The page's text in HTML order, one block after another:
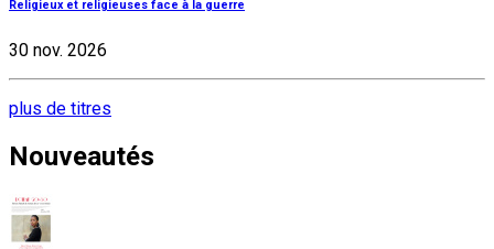
Religieux et religieuses face à la guerre
30 nov. 2026
plus de titres
Nouveautés